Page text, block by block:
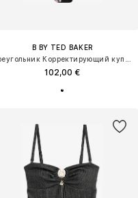
B BY TED BAKER
102,00 €